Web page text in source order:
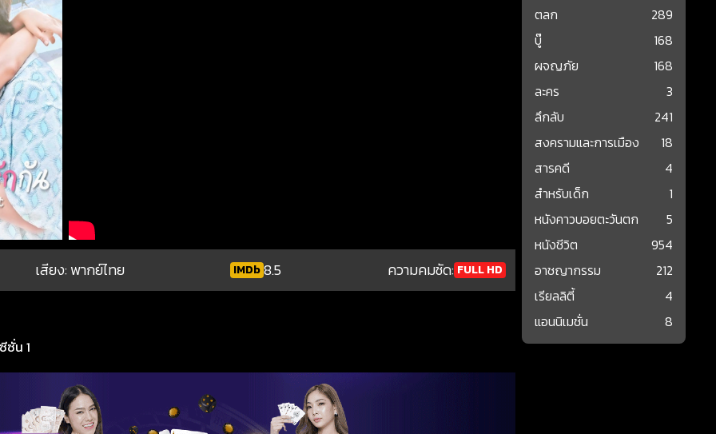
เสียง: พากย์ไทย IMDb 8.5 ความคมชัด: FULL HD
ซั่น 1
ตลก
289
บู๊
168
ผจญภัย
168
ละคร
3
ลึกลับ
241
สงครามและการเมือง
18
สารคดี
4
สำหรับเด็ก
1
หนังคาวบอยตะวันตก
5
หนังชีวิต
954
อาชญากรรม
212
เรียลลิตี้
4
แอนนิเมชั่น
8